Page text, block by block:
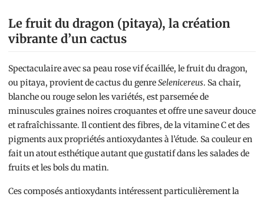
Le fruit du dragon (pitaya), la création
vibrante d’un cactus
Spectaculaire avec sa peau rose vif écaillée, le fruit du dragon,
ou pitaya, provient de cactus du genreSelenicereus. Sa chair,
blanche ou rouge selon les variétés, est parsemée de
minuscules graines noires croquantes et offre une saveur douce
et rafraîchissante. Il contient des fibres, de la vitamine C et des
pigments aux propriétés antioxydantes à l’étude. Sa couleur en
fait un atout esthétique autant que gustatif dans les salades de
fruits et les bols du matin.
Ces composés antioxydants intéressent particulièrement la